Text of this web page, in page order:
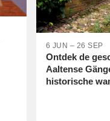
6 JUN – 26 SEP
Ontdek de
Aaltense
historische